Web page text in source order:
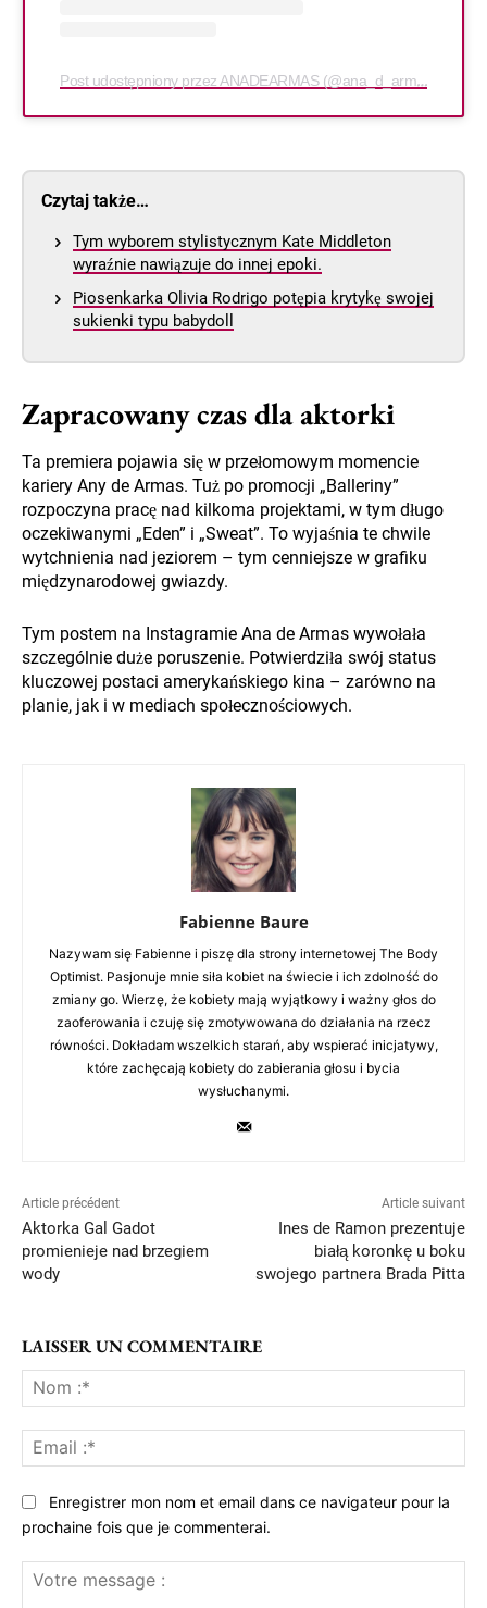
Post udostępniony przez ANADEARMAS (@ana_d_armas)
Czytaj także…
Tym wyborem stylistycznym Kate Middleton
wyraźnie nawiązuje do innej epoki.
Piosenkarka Olivia Rodrigo potępia krytykę swojej
sukienki typu babydoll
Zapracowany czas dla aktorki
Ta premiera pojawia się w przełomowym momencie
kariery Any de Armas. Tuż po promocji „Balleriny”
rozpoczyna pracę nad kilkoma projektami, w tym długo
oczekiwanymi „Eden” i „Sweat”. To wyjaśnia te chwile
wytchnienia nad jeziorem – tym cenniejsze w grafiku
międzynarodowej gwiazdy.
Tym postem na Instagramie Ana de Armas wywołała
szczególnie duże poruszenie. Potwierdziła swój status
kluczowej postaci amerykańskiego kina – zarówno na
planie, jak i w mediach społecznościowych.
Fabienne Baure
Nazywam się Fabienne i piszę dla strony internetowej The Body
Optimist. Pasjonuje mnie siła kobiet na świecie i ich zdolność do
zmiany go. Wierzę, że kobiety mają wyjątkowy i ważny głos do
zaoferowania i czuję się zmotywowana do działania na rzecz
równości. Dokładam wszelkich starań, aby wspierać inicjatywy,
które zachęcają kobiety do zabierania głosu i bycia
wysłuchanymi.
Article précédent
Aktorka Gal Gadot
promienieje nad brzegiem
wody
Article suivant
Ines de Ramon prezentuje
białą koronkę u boku
swojego partnera Brada Pitta
LAISSER UN COMMENTAIRE
:*
:*
Enregistrer mon nom et email dans ce navigateur pour la
prochaine fois que je commenterai.